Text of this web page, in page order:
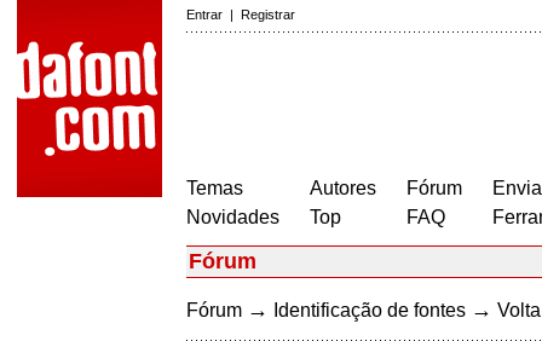
Entrar | Registrar
Temas
Novidades
Autores
Top
Fórum
FAQ
Fórum
Fórum → Identificação de fontes →